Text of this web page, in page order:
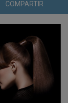
COMPARTIR